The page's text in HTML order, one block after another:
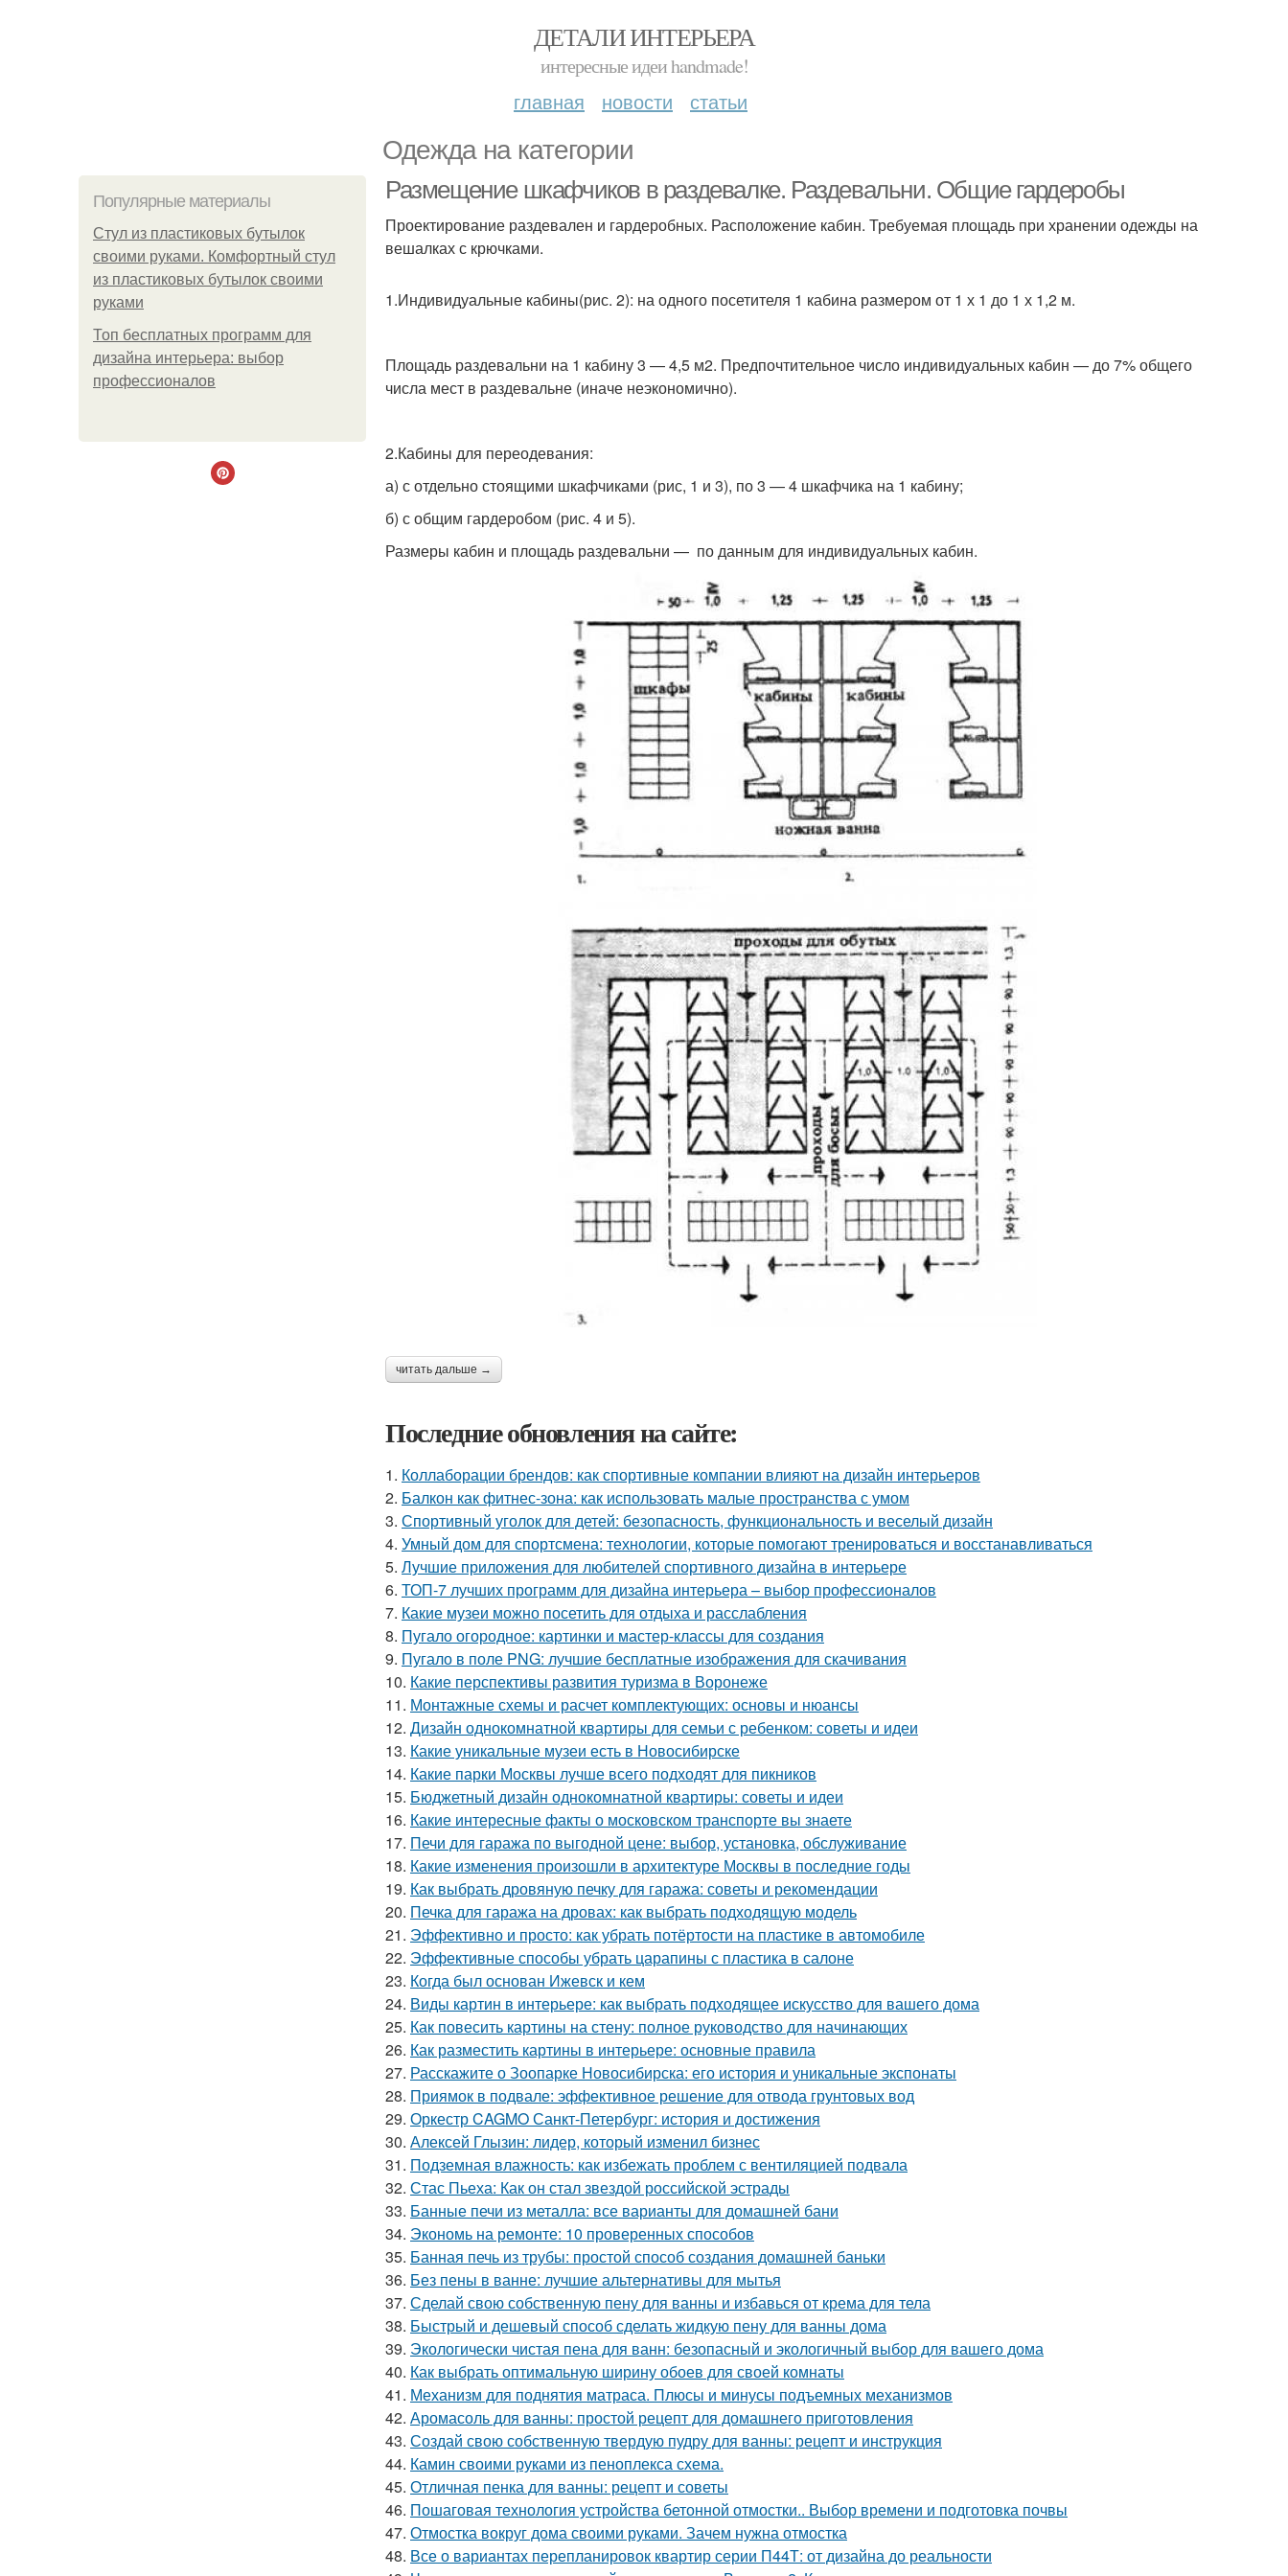
ДЕТАЛИ ИНТЕРЬЕРА
интересные идеи handmade!
главная новости статьи
Одежда на категории
Популярные материалы
Стул из пластиковых бутылок
своими руками. Комфортный стул
из пластиковых бутылок своими
руками
Топ бесплатных программ для
дизайна интерьера: выбор
профессионалов
Размещение шкафчиков в раздевалке. Раздевальни. Общие гардеробы
Проектирование раздевален и гардеробных. Расположение кабин. Требуемая площадь при хранении одежды на
вешалках с крючками.
1.Индивидуальные кабины(рис. 2): на одного посетителя 1 кабина размером от 1 х 1 до 1 х 1,2 м.
Площадь раздевальни на 1 кабину 3 — 4,5 м2. Предпочтительное число индивидуальных кабин — до 7% общего
числа мест в раздевальне (иначе неэкономично).
2.Кабины для переодевания:
а) с отдельно стоящими шкафчиками (рис, 1 и 3), по 3 — 4 шкафчика на 1 кабину;
б) с общим гардеробом (рис. 4 и 5).
Размеры кабин и площадь раздевальни — по данным для индивидуальных кабин.
читать дальше →
Последние обновления на сайте:
1. Коллаборации брендов: как спортивные компании влияют на дизайн интерьеров
2. Балкон как фитнес-зона: как использовать малые пространства с умом
3. Спортивный уголок для детей: безопасность, функциональность и веселый дизайн
4. Умный дом для спортсмена: технологии, которые помогают тренироваться и восстанавливаться
5. Лучшие приложения для любителей спортивного дизайна в интерьере
6. ТОП-7 лучших программ для дизайна интерьера – выбор профессионалов
7. Какие музеи можно посетить для отдыха и расслабления
8. Пугало огородное: картинки и мастер-классы для создания
9. Пугало в поле PNG: лучшие бесплатные изображения для скачивания
10. Какие перспективы развития туризма в Воронеже
11. Монтажные схемы и расчет комплектующих: основы и нюансы
12. Дизайн однокомнатной квартиры для семьи с ребенком: советы и идеи
13. Какие уникальные музеи есть в Новосибирске
14. Какие парки Москвы лучше всего подходят для пикников
15. Бюджетный дизайн однокомнатной квартиры: советы и идеи
16. Какие интересные факты о московском транспорте вы знаете
17. Печи для гаража по выгодной цене: выбор, установка, обслуживание
18. Какие изменения произошли в архитектуре Москвы в последние годы
19. Как выбрать дровяную печку для гаража: советы и рекомендации
20. Печка для гаража на дровах: как выбрать подходящую модель
21. Эффективно и просто: как убрать потёртости на пластике в автомобиле
22. Эффективные способы убрать царапины с пластика в салоне
23. Когда был основан Ижевск и кем
24. Виды картин в интерьере: как выбрать подходящее искусство для вашего дома
25. Как повесить картины на стену: полное руководство для начинающих
26. Как разместить картины в интерьере: основные правила
27. Расскажите о Зоопарке Новосибирска: его история и уникальные экспонаты
28. Приямок в подвале: эффективное решение для отвода грунтовых вод
29. Оркестр CAGMO Санкт-Петербург: история и достижения
30. Алексей Глызин: лидер, который изменил бизнес
31. Подземная влажность: как избежать проблем с вентиляцией подвала
32. Стас Пьеха: Как он стал звездой российской эстрады
33. Банные печи из металла: все варианты для домашней бани
34. Экономь на ремонте: 10 проверенных способов
35. Банная печь из трубы: простой способ создания домашней баньки
36. Без пены в ванне: лучшие альтернативы для мытья
37. Сделай свою собственную пену для ванны и избавься от крема для тела
38. Быстрый и дешевый способ сделать жидкую пену для ванны дома
39. Экологически чистая пена для ванн: безопасный и экологичный выбор для вашего дома
40. Как выбрать оптимальную ширину обоев для своей комнаты
41. Механизм для поднятия матраса. Плюсы и минусы подъемных механизмов
42. Аромасоль для ванны: простой рецепт для домашнего приготовления
43. Создай свою собственную твердую пудру для ванны: рецепт и инструкция
44. Камин своими руками из пеноплекса схема.
45. Отличная пенка для ванны: рецепт и советы
46. Пошаговая технология устройства бетонной отмостки.. Выбор времени и подготовка почвы
47. Отмостка вокруг дома своими руками. Зачем нужна отмостка
48. Все о вариантах перепланировок квартир серии П44Т: от дизайна до реальности